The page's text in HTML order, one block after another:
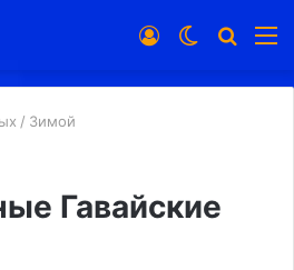
Switch
Войти
/ Зимой
Гавайские